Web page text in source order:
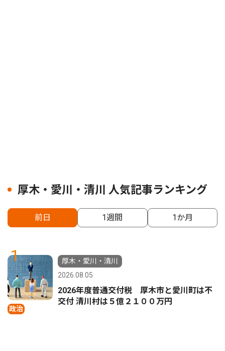
厚木・愛川・清川 人気記事ランキング
前日 1週間 1か月
1
政治
厚木・愛川・清川
2026.08.05
2026年度普通交付税 厚木市と愛川町は不
交付 清川村は５億２１００万円